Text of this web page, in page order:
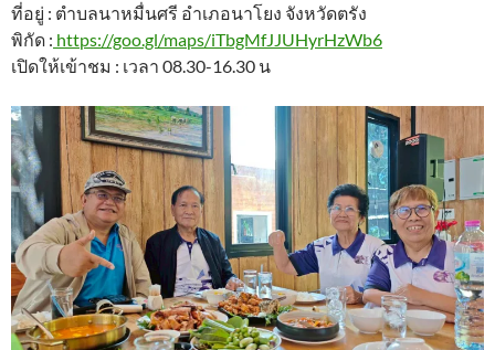
ที่อยู่ : ตำบลนาหมื่นศรี อำเภอนาโยง จังหวัดตรัง
พิกัด : https://goo.gl/maps/iTbgMfJJUHyrHzWb6
เปิดให้เข้าชม : เวลา 08.30-16.30 น